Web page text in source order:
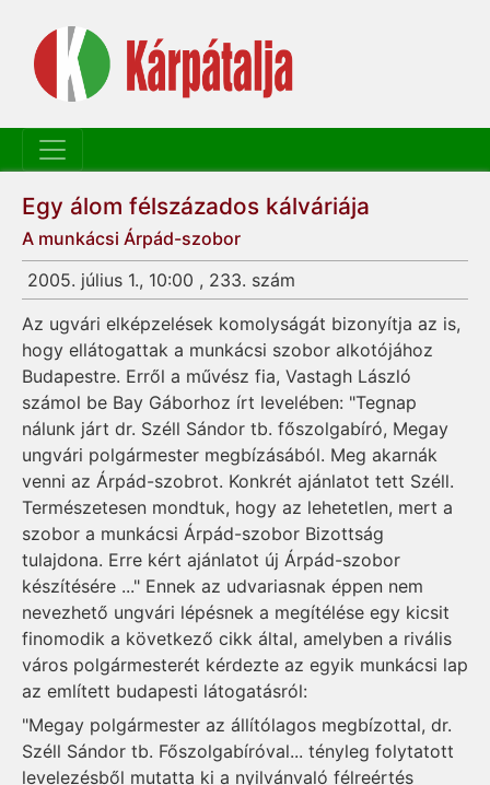
Egy álom félszázados kálváriája
A munkácsi Árpád-szobor
2005. július 1., 10:00 , 233. szám
Az ugvári elképzelések komolyságát bizonyítja az is,
hogy ellátogattak a munkácsi szobor alkotójához
Budapestre. Erről a művész fia, Vastagh László
számol be Bay Gáborhoz írt levelében: "Tegnap
nálunk járt dr. Széll Sándor tb. főszolgabíró, Megay
ungvári polgármester megbízásából. Meg akarnák
venni az Árpád-szobrot. Konkrét ajánlatot tett Széll.
Természetesen mondtuk, hogy az lehetetlen, mert a
szobor a munkácsi Árpád-szobor Bizottság
tulajdona. Erre kért ajánlatot új Árpád-szobor
készítésére ..." Ennek az udvariasnak éppen nem
nevezhető ungvári lépésnek a megítélése egy kicsit
finomodik a következő cikk által, amelyben a rivális
város polgármesterét kérdezte az egyik munkácsi lap
az említett budapesti látogatásról:
"Megay polgármester az állítólagos megbízottal, dr.
Széll Sándor tb. Főszolgabíróval... tényleg folytatott
levelezésből mutatta ki a nyilvánvaló félreértés